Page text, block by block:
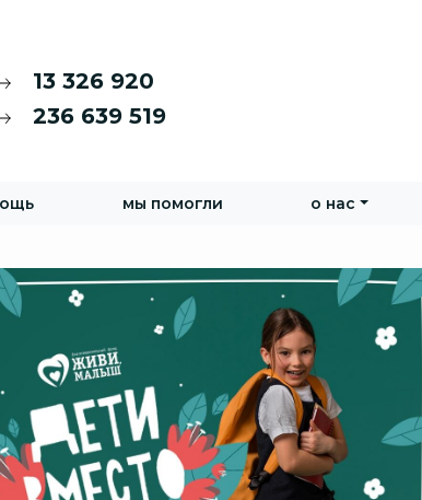
13 326 920
236 639 519
мы помогли о нас